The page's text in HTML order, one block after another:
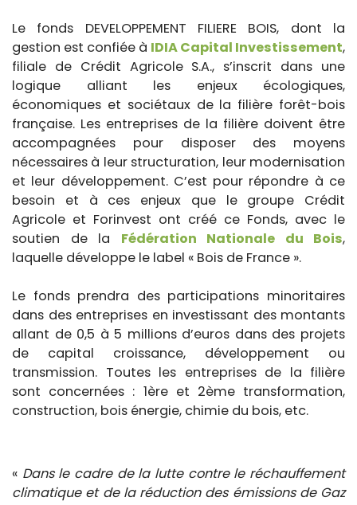
Le fonds DEVELOPPEMENT FILIERE BOIS, dont la
gestion est confiée à IDIA Capital Investissement,
filiale de Crédit Agricole S.A., s’inscrit dans une
logique alliant les enjeux écologiques,
économiques et sociétaux de la filière forêt-bois
française. Les entreprises de la filière doivent être
accompagnées pour disposer des moyens
nécessaires à leur structuration, leur modernisation
et leur développement. C’est pour répondre à ce
besoin et à ces enjeux que le groupe Crédit
Agricole et Forinvest ont créé ce Fonds, avec le
soutien de la Fédération Nationale du Bois,
laquelle développe le label « Bois de France ».
Le fonds prendra des participations minoritaires
dans des entreprises en investissant des montants
allant de 0,5 à 5 millions d’euros dans des projets
de capital croissance, développement ou
transmission. Toutes les entreprises de la filière
sont concernées : 1ère et 2ème transformation,
construction, bois énergie, chimie du bois, etc.
« Dans le cadre de la lutte contre le réchauffement
climatique et de la réduction des émissions de Gaz